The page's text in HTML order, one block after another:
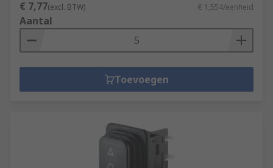
€ 7,77(excl. BTW) € 1,554/eenheid
Aantal
Toevoegen